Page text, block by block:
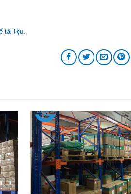
tài liệu